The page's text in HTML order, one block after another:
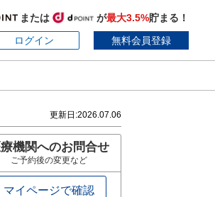
または が最大3.5%貯まる！
ログイン
無料会員登録
更新日:2026.07.06
療機関へのお問合せ
ご予約後の変更など
マイページで確認